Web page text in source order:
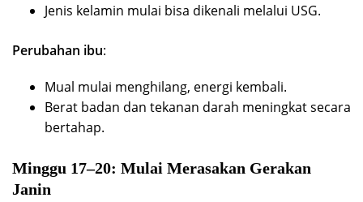
Jenis kelamin mulai bisa dikenali melalui USG.
Perubahan ibu:
Mual mulai menghilang, energi kembali.
Berat badan dan tekanan darah meningkat secara
bertahap.
Minggu 17–20: Mulai Merasakan Gerakan
Janin